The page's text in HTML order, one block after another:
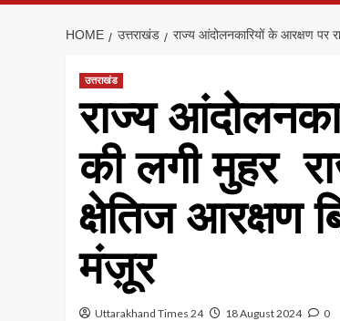
HOME उत्तराखंड राज्य आंदोलनकारियों के आरक्षण पर
उत्तराखंड
राज्य
की लगी मुहर
क्षेतिज आरक्षण
मंज़ूर
Uttarakhand Times 24 18 August 2024 0